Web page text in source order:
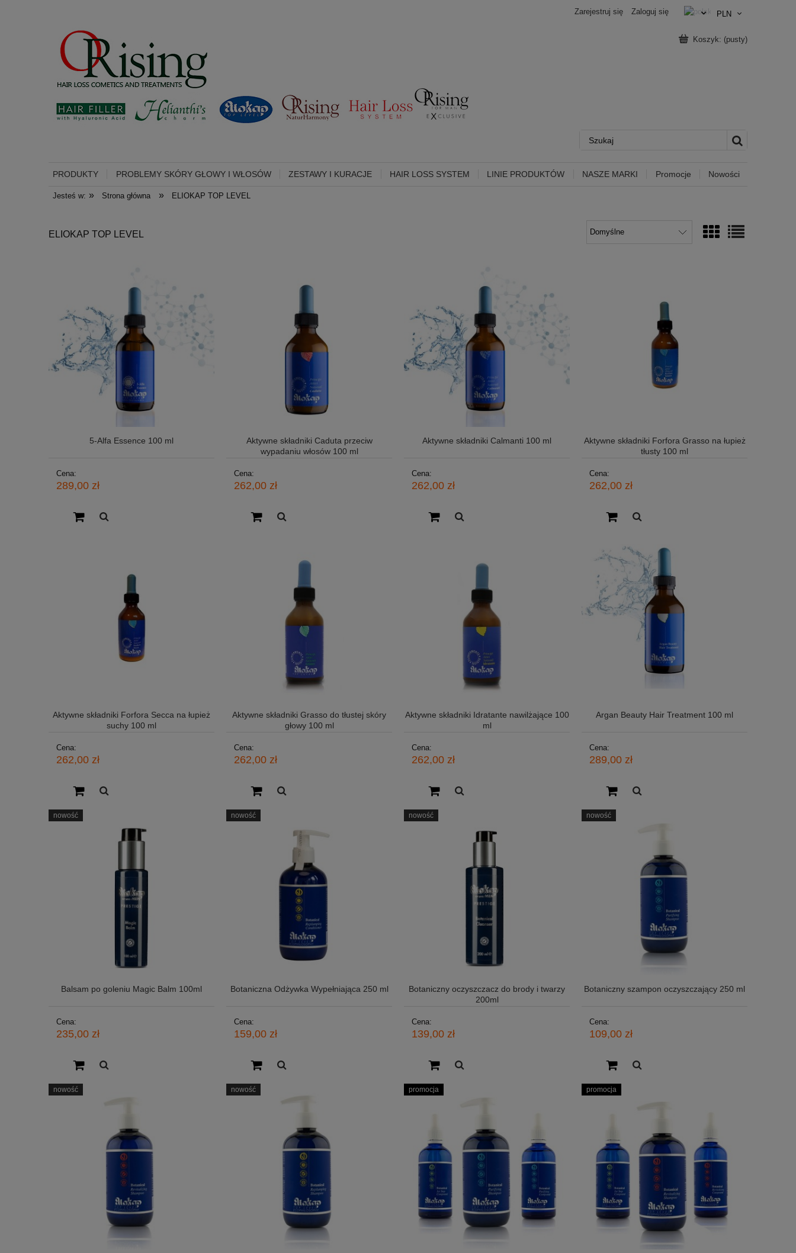
Zarejestruj się Zaloguj się
Koszyk: (pusty)
PRODUKTY PROBLEMY SKÓRY GŁOWY I WŁOSÓW ZESTAWY I KURACJE HAIR LOSS SYSTEM LINIE PRODUKTÓW NASZE MARKI Promocje Nowości
Jesteś w: » Strona główna » ELIOKAP TOP LEVEL
ELIOKAP TOP LEVEL
5-Alfa Essence 100 ml
Cena:
289,00 zł
Aktywne składniki Caduta przeciw
wypadaniu włosów 100 ml
Cena:
262,00 zł
Aktywne składniki Calmanti 100 ml
Cena:
262,00 zł
Aktywne składniki Forfora Grasso na łupież
tłusty 100 ml
Cena:
262,00 zł
Aktywne składniki Forfora Secca na łupież
suchy 100 ml
Cena:
262,00 zł
Aktywne składniki Grasso do tłustej skóry
głowy 100 ml
Cena:
262,00 zł
Aktywne składniki Idratante nawilżające 100
ml
Cena:
262,00 zł
Argan Beauty Hair Treatment 100 ml
Cena:
289,00 zł
Balsam po goleniu Magic Balm 100ml
Cena:
235,00 zł
nowość
Botaniczna Odżywka Wypełniająca 250 ml
Cena:
159,00 zł
nowość
Botaniczny oczyszczacz do brody i twarzy
200ml
Cena:
139,00 zł
nowość
Botaniczny szampon oczyszczający 250 ml
Cena:
109,00 zł
nowość
nowość nowość promocja promocja